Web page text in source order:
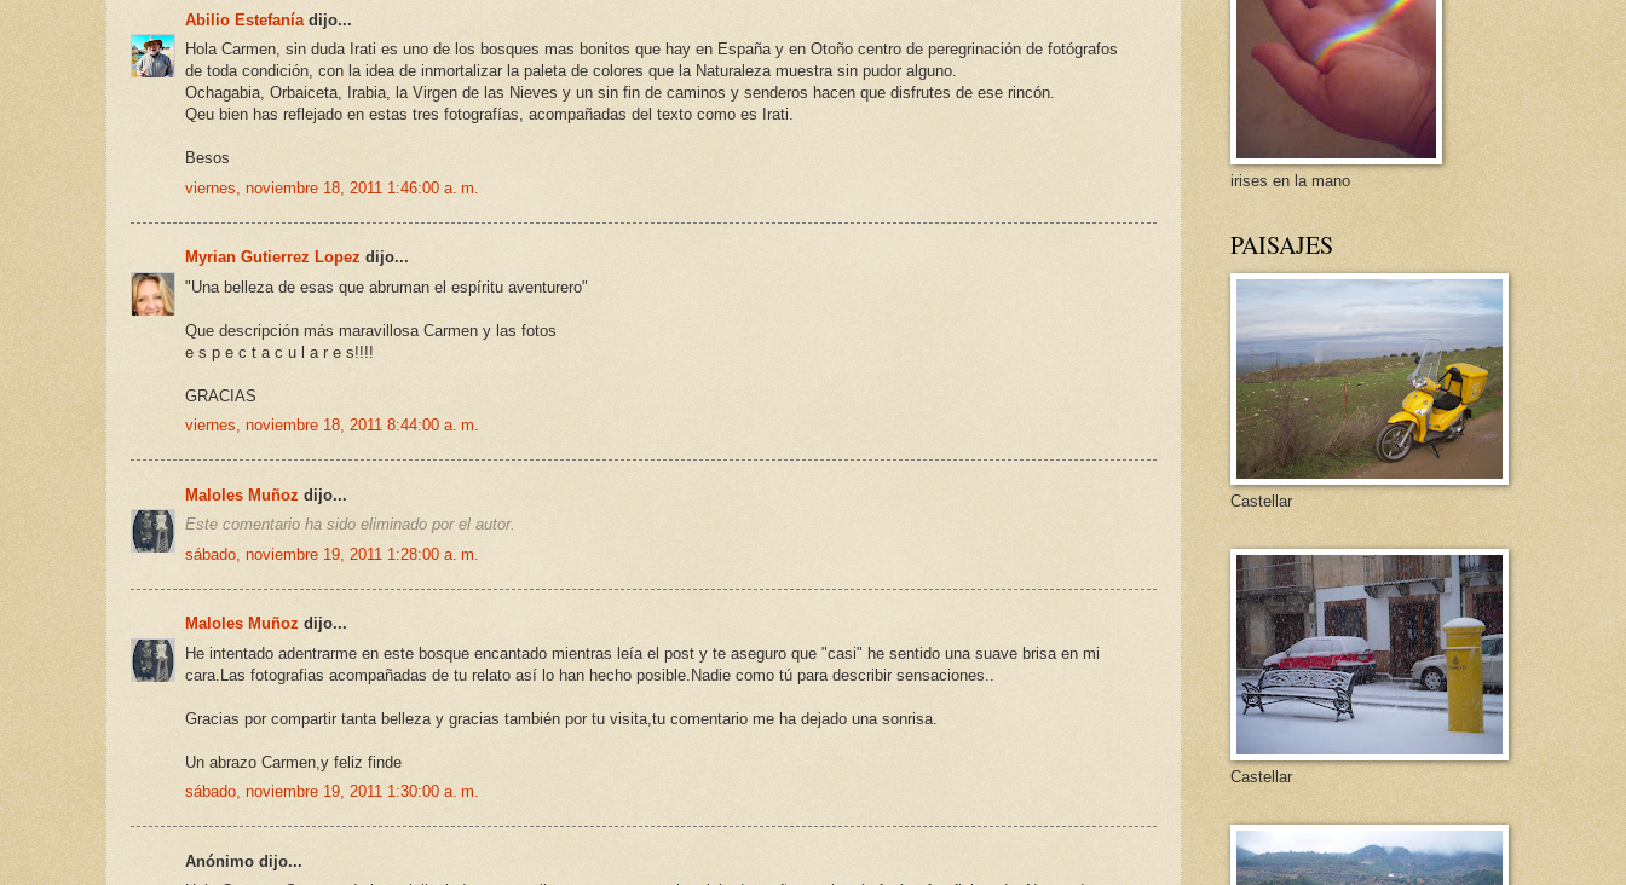
Abilio Estefanía dijo...
Hola Carmen, sin duda Irati es uno de los bosques mas bonitos que hay en España y en Otoño centro de peregrinación de fotógrafos
de toda condición, con la idea de inmortalizar la paleta de colores que la Naturaleza muestra sin pudor alguno.
Ochagabia, Orbaiceta, Irabia, la Virgen de las Nieves y un sin fin de caminos y senderos hacen que disfrutes de ese rincón.
Qeu bien has reflejado en estas tres fotografías, acompañadas del texto como es Irati.
Besos
viernes, noviembre 18, 2011 1:46:00 a. m.
Myrian Gutierrez Lopez dijo...
"Una belleza de esas que abruman el espíritu aventurero"
Que descripción más maravillosa Carmen y las fotos
e s p e c t a c u l a r e s!!!!
GRACIAS
viernes, noviembre 18, 2011 8:44:00 a. m.
Maloles Muñoz dijo...
Este comentario ha sido eliminado por el autor.
sábado, noviembre 19, 2011 1:28:00 a. m.
Maloles Muñoz dijo...
He intentado adentrarme en este bosque encantado mientras leía el post y te aseguro que "casi" he sentido una suave brisa en mi
cara.Las fotografias acompañadas de tu relato así lo han hecho posible.Nadie como tú para describir sensaciones..
Gracias por compartir tanta belleza y gracias también por tu visita,tu comentario me ha dejado una sonrisa.
Un abrazo Carmen,y feliz finde
sábado, noviembre 19, 2011 1:30:00 a. m.
Anónimo dijo...
irises en la mano
PAISAJES
Castellar
Castellar